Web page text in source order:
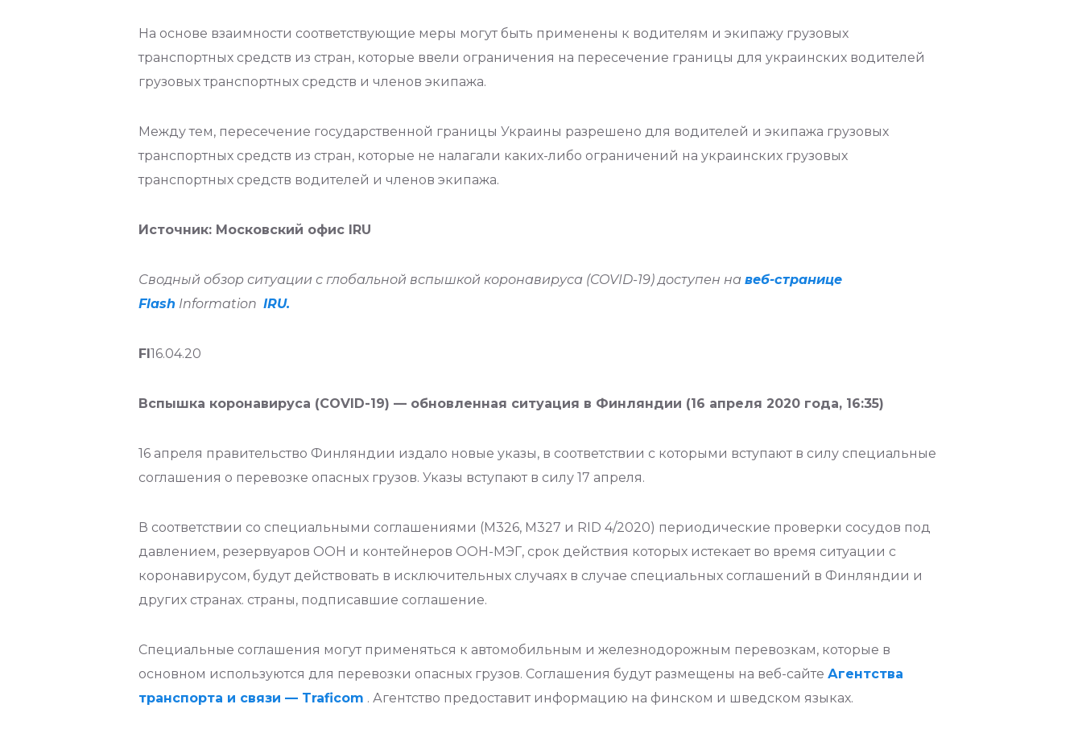
На основе взаимности соответствующие меры могут быть применены к водителям и экипажу грузовых
транспортных средств из стран, которые ввели ограничения на пересечение границы для украинских водителей
грузовых транспортных средств и членов экипажа.
Между тем, пересечение государственной границы Украины разрешено для водителей и экипажа грузовых
транспортных средств из стран, которые не налагали каких-либо ограничений на украинских грузовых
транспортных средств водителей и членов экипажа.
Источник: Московский офис IRU
Сводный обзор ситуации с глобальной вспышкой коронавируса (COVID-19) доступен на веб-странице
Flash Information IRU.
FI16.04.20
Вспышка коронавируса (COVID-19) — обновленная ситуация в Финляндии (16 апреля 2020 года, 16:35)
16 апреля правительство Финляндии издало новые указы, в соответствии с которыми вступают в силу специальные
соглашения о перевозке опасных грузов. Указы вступают в силу 17 апреля.
В соответствии со специальными соглашениями (M326, M327 и RID 4/2020) периодические проверки сосудов под
давлением, резервуаров ООН и контейнеров ООН-МЭГ, срок действия которых истекает во время ситуации с
коронавирусом, будут действовать в исключительных случаях в случае специальных соглашений в Финляндии и
других странах. страны, подписавшие соглашение.
Специальные соглашения могут применяться к автомобильным и железнодорожным перевозкам, которые в
основном используются для перевозки опасных грузов. Соглашения будут размещены на веб-сайте Агентства
транспорта и связи — Traficom . Агентство предоставит информацию на финском и шведском языках.